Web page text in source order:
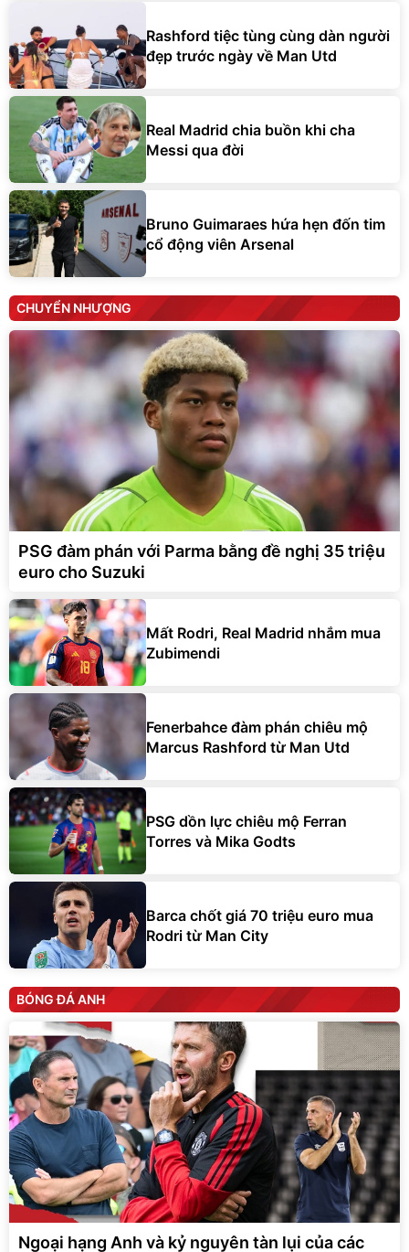
Rashford tiệc tùng cùng dàn người
đẹp trước ngày về Man Utd
Real Madrid chia buồn khi cha
Messi qua đời
Bruno Guimaraes hứa hẹn đốn tim
cổ động viên Arsenal
CHUYỂN NHƯỢNG
PSG đàm phán với Parma bằng đề nghị 35 triệu
euro cho Suzuki
Mất Rodri, Real Madrid nhắm mua
Zubimendi
Fenerbahce đàm phán chiêu mộ
Marcus Rashford từ Man Utd
PSG dồn lực chiêu mộ Ferran
Torres và Mika Godts
Barca chốt giá 70 triệu euro mua
Rodri từ Man City
BÓNG ĐÁ ANH
Ngoại hạng Anh và kỷ nguyên tàn lụi của các